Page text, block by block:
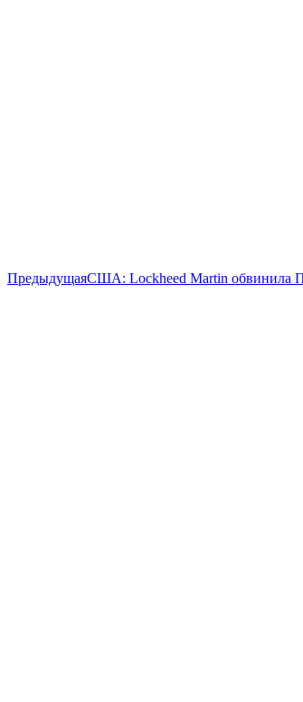
ПредыдущаяПредыдущая
США: Lockheed Martin обвинила